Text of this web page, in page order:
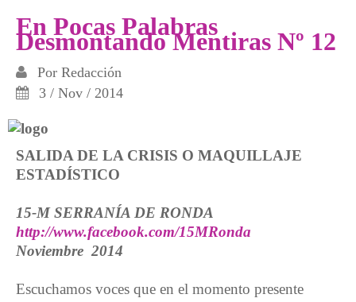
En Pocas Palabras
Desmontando Mentiras Nº 12
Por Redacción
3 / Nov / 2014
SALIDA DE LA CRISIS O MAQUILLAJE
ESTADÍSTICO
15-M SERRANÍA DE RONDA
http://www.facebook.com/15MRonda
Noviembre 2014
Escuchamos voces que en el momento presente